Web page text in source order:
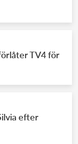
TV4 för
efter